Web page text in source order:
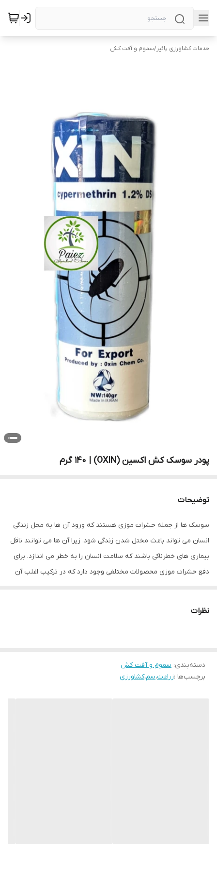
خدمات کشاورزی پائیز/سموم و آفت کش
پودر سوسک کش اکسین (OXIN) | 140 گرم
توضیحات
سوسک ها از جمله حشرات موزی هستند که ورود آن ها به محل زندگی
انسان می تواند باعث مختل شدن زندگی شود. زیرا آن ها می توانند ناقل
بیماری های خطرناکی باشند که سلامت انسان را به خطر می اندازد. برای
دفع حشرات موزی محصولات مختلفی وجود دارد که در ترکیب اغلب آن
نظرات
دسته‌بندی: سموم و آفت کش
برچسب‌ها :زراعت،سم،کشاورزی